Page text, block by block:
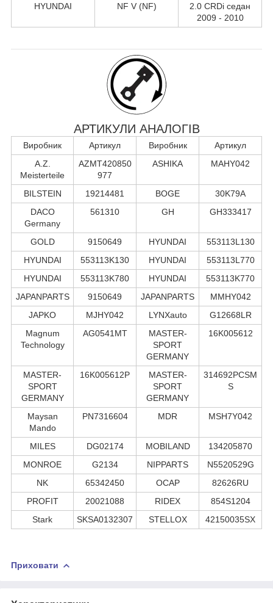
HYUNDAI
NF V (NF)
2.0 CRDi седан
2009 - 2010
АРТИКУЛИ АНАЛОГІВ
Виробник Артикул Виробник
Артикул
A.Z.
Meisterteile
AZMT420850
977
ASHIKA MAHY042
BILSTEIN 19214481 BOGE
30K79A
DACO
Germany
561310 GH GH333417
GOLD 9150649 HYUNDAI
553113L130
HYUNDAI
553113K130 HYUNDAI
553113L770
HYUNDAI
553113K780 HYUNDAI
553113K770
JAPANPARTS
9150649 JAPANPARTS
MMHY042
JAPKO
MJHY042 LYNXauto
G12668LR
Magnum
Technology
AG0541MT
MASTER-
SPORT
GERMANY
16K005612
MASTER-
SPORT
GERMANY
16K005612P
MASTER-
SPORT
GERMANY
314692PCSM
S
Maysan
Mando
PN7316604 MDR MSH7Y042
MILES DG02174 MOBILAND
134205870
MONROE
G2134 NIPPARTS
N5520529G
NK
65342450 OCAP
82626RU
PROFIT
20021088 RIDEX
854S1204
Stark
SKSA0132307 STELLOX 42150035SX
Приховати